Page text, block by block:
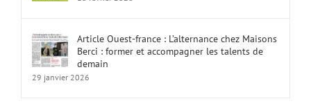
Article Ouest-france : L’alternance chez Maisons
Berci : former et accompagner les talents de
demain
29 janvier 2026